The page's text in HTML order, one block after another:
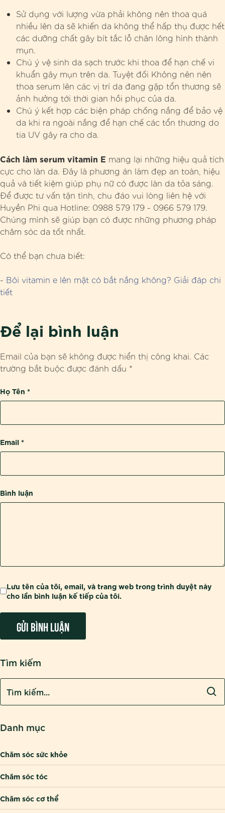
Sử dụng với lượng vừa phải không nên thoa quá
nhiều lên da sẽ khiến da không thể hấp thụ được hết
các dưỡng chất gây bít tắc lỗ chân lông hình thành
mụn.
Chú ý vệ sinh da sạch trước khi thoa để hạn chế vi
khuẩn gây mụn trên da. Tuyệt đối Không nên nên
thoa serum lên các vị trí da đang gặp tổn thương sẽ
ảnh hưởng tới thời gian hồi phục của da.
Chú ý kết hợp các biện pháp chống nắng để bảo vệ
da khi ra ngoài nắng để hạn chế các tổn thương do
tia UV gây ra cho da.
Cách làm serum vitamin E mang lại những hiệu quả tích
cực cho làn da. Đây là phương án làm đẹp an toàn, hiệu
quả và tiết kiệm giúp phụ nữ có được làn da tỏa sáng.
Để được tư vấn tận tình, chu đáo vui lòng liên hệ với
Huyền Phi qua Hotline: 0988 579 179 - 0966 579 179.
Chúng mình sẽ giúp bạn có được những phương pháp
chăm sóc da tốt nhất.
Có thể bạn chưa biết:
- Bôi vitamin e lên mặt có bắt nắng không? Giải đáp chi
tiết
Để lại bình luận
Email của bạn sẽ không được hiển thị công khai. Các
trường bắt buộc được đánh dấu *
Bình luận
Họ Tên *
Email *
Lưu tên của tôi, email, và trang web trong trình duyệt này
cho lần bình luận kế tiếp của tôi.
Tìm kiếm
Danh mục
Chăm sóc sức khỏe
Chăm sóc tóc
Chăm sóc cơ thể